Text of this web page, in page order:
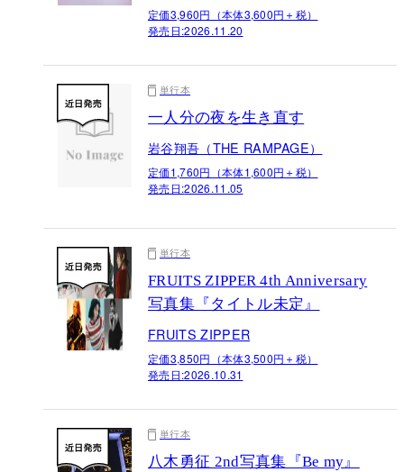
定価3,960円（本体3,600円＋税）
発売日:2026.11.20
単行本
一人分の夜を生き直す
岩谷翔吾（THE RAMPAGE）
定価1,760円（本体1,600円＋税）
発売日:2026.11.05
単行本
FRUITS ZIPPER 4th Anniversary
写真集『タイトル未定』
FRUITS ZIPPER
定価3,850円（本体3,500円＋税）
発売日:2026.10.31
単行本
八木勇征 2nd写真集『Be my』